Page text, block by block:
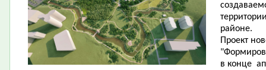
районе.
Проект
в конце